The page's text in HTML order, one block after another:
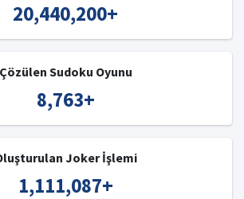
20,440,200+
Çözülen Sudoku Oyunu
8,763+
Joker İşlemi
1,111,087+